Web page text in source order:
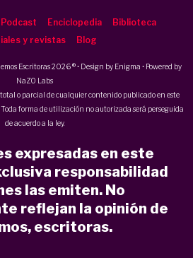
Podcast Enciclopedia
Biblioteca
y revistas
Blog
Escritoras 2026 ® • Design by Enigma • Powered by
NaZO Labs
o parcial de cualquier contenido publicado en este
Toda forma de utilización no autorizada será perseguida
de acuerdo a la ley.
expresadas en este
responsabilidad
las emiten. No
reflejan la opinión de
escritoras.